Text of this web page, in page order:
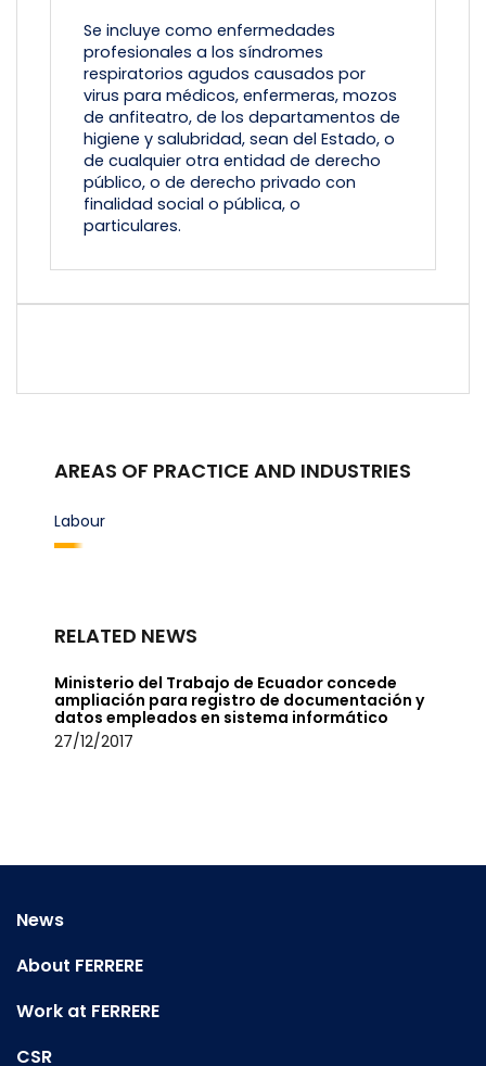
Se incluye como enfermedades
profesionales a los síndromes
respiratorios agudos causados por
virus para médicos, enfermeras, mozos
de anfiteatro, de los departamentos de
higiene y salubridad, sean del Estado, o
de cualquier otra entidad de derecho
público, o de derecho privado con
finalidad social o pública, o
particulares.
AREAS OF PRACTICE AND INDUSTRIES
Labour
RELATED NEWS
Ministerio del Trabajo de Ecuador concede
ampliación para registro de documentación y
datos empleados en sistema informático
27/12/2017
News
About FERRERE
Work at FERRERE
CSR